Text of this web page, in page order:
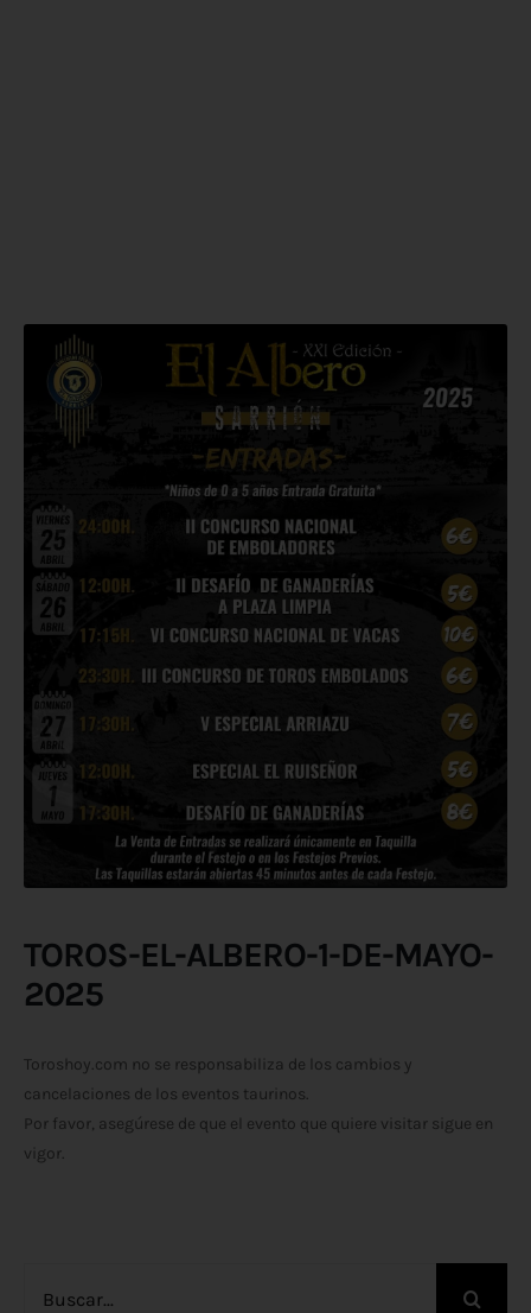
TOROS-EL-ALBERO-1-DE-MAYO-
2025
Toroshoy.com no se responsabiliza de los cambios y
cancelaciones de los eventos taurinos.
Por favor, asegúrese de que el evento que quiere visitar sigue en
vigor.